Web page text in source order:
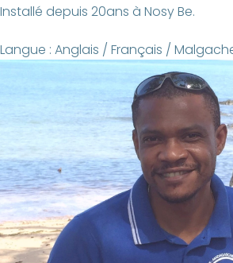
Installé depuis 20ans à Nosy Be.
Langue : Anglais / Français /